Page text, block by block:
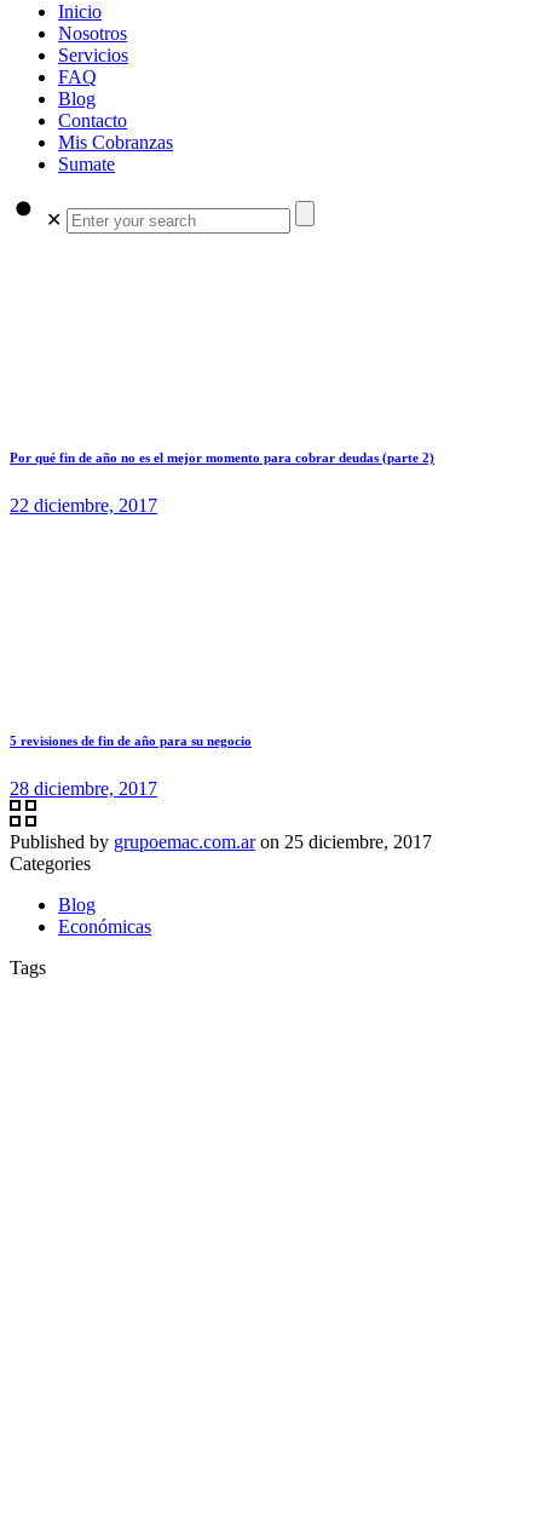
Inicio
Nosotros
Servicios
FAQ
Blog
Contacto
Mis Cobranzas
Sumate
✕
Por qué fin de año no es el mejor momento para cobrar deudas (parte 2)
22 diciembre, 2017
5 revisiones de fin de año para su negocio
28 diciembre, 2017
Published by grupoemac.com.ar on 25 diciembre, 2017
Categories
Blog
Económicas
Tags